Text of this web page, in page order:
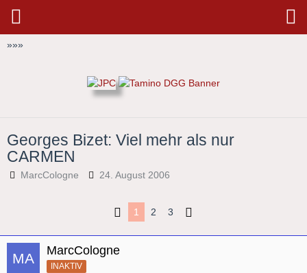
»»»
Georges Bizet: Viel mehr als nur
CARMEN
MarcCologne 24. August 2006
1 2 3
MarcCologne
INAKTIV